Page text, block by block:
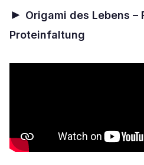
► Origami des Lebens –
Proteinfaltung